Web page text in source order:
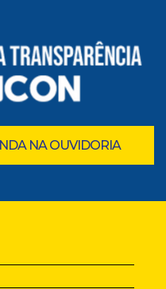
NA OUVIDORIA